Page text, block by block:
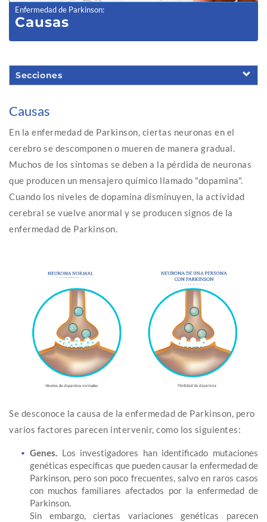
Enfermedad de Parkinson:
Causas
Secciones
Causas
En la enfermedad de Parkinson, ciertas neuronas en el
cerebro se descomponen o mueren de manera gradual.
Muchos de los síntomas se deben a la pérdida de neuronas
que producen un mensajero químico llamado "dopamina".
Cuando los niveles de dopamina disminuyen, la actividad
cerebral se vuelve anormal y se producen signos de la
enfermedad de Parkinson.
Se desconoce la causa de la enfermedad de Parkinson, pero
varios factores parecen intervenir, como los siguientes:
Genes. Los investigadores han identificado mutaciones
genéticas específicas que pueden causar la enfermedad de
Parkinson, pero son poco frecuentes, salvo en raros casos
con muchos familiares afectados por la enfermedad de
Parkinson.
Sin embargo, ciertas variaciones genéticas parecen